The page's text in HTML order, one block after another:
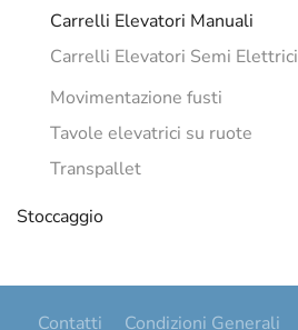
Carrelli Elevatori Manuali
Carrelli Elevatori Semi Elettrici
Movimentazione fusti
Tavole elevatrici su ruote
Transpallet
Stoccaggio
Contatti Condizioni Generali